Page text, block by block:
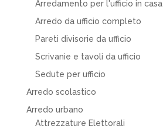
Arredamento per l'ufficio in casa
Arredo da ufficio completo
Pareti divisorie da ufficio
Scrivanie e tavoli da ufficio
Sedute per ufficio
Arredo scolastico
Arredo urbano
Attrezzature Elettorali